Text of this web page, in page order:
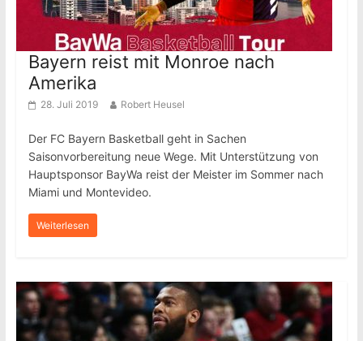
Bayern reist mit Monroe nach
Amerika
28. Juli 2019 Robert Heusel
Der FC Bayern Basketball geht in Sachen
Saisonvorbereitung neue Wege. Mit Unterstützung von
Hauptsponsor BayWa reist der Meister im Sommer nach
Miami und Montevideo.
Weiterlesen